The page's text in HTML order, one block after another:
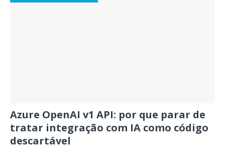
Azure OpenAI v1 API: por que parar de
tratar integração com IA como código
descartável